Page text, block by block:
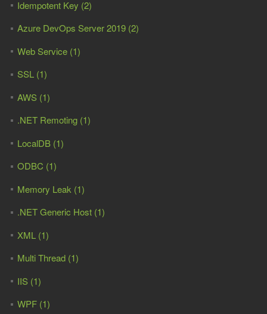
Idempotent Key (2)
Azure DevOps Server 2019 (2)
Web Service (1)
SSL (1)
AWS (1)
.NET Remoting (1)
LocalDB (1)
ODBC (1)
Memory Leak (1)
.NET Generic Host (1)
XML (1)
Multi Thread (1)
IIS (1)
WPF (1)